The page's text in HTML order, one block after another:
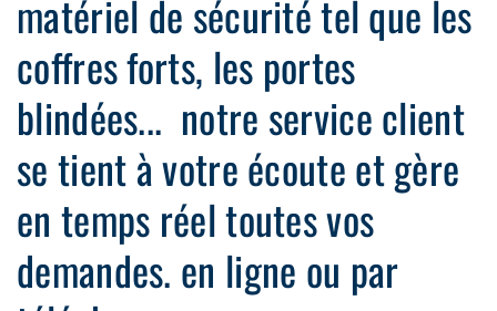
matériel de sécurité tel que les
coffres forts, les portes
blindées... notre service client
se tient à votre écoute et gère
en temps réel toutes vos
demandes. en ligne ou par